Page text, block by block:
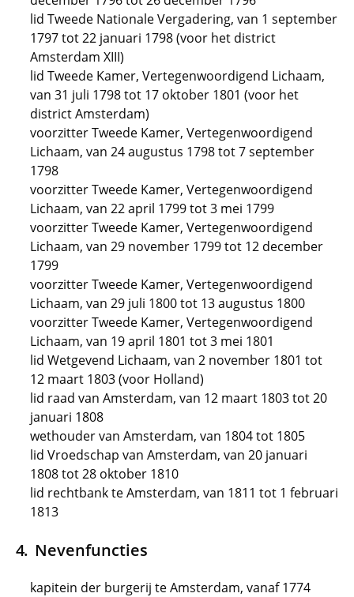
lid Tweede Nationale Vergadering, van 1 september
1797 tot 22 januari 1798 (voor het district
Amsterdam XIII)
lid Tweede Kamer, Vertegenwoordigend Lichaam,
van 31 juli 1798 tot 17 oktober 1801 (voor het
district Amsterdam)
voorzitter Tweede Kamer, Vertegenwoordigend
Lichaam, van 24 augustus 1798 tot 7 september
1798
voorzitter Tweede Kamer, Vertegenwoordigend
Lichaam, van 22 april 1799 tot 3 mei 1799
voorzitter Tweede Kamer, Vertegenwoordigend
Lichaam, van 29 november 1799 tot 12 december
1799
voorzitter Tweede Kamer, Vertegenwoordigend
Lichaam, van 29 juli 1800 tot 13 augustus 1800
voorzitter Tweede Kamer, Vertegenwoordigend
Lichaam, van 19 april 1801 tot 3 mei 1801
lid Wetgevend Lichaam, van 2 november 1801 tot
12 maart 1803 (voor Holland)
lid raad van Amsterdam, van 12 maart 1803 tot 20
januari 1808
wethouder van Amsterdam, van 1804 tot 1805
lid Vroedschap van Amsterdam, van 20 januari
1808 tot 28 oktober 1810
lid rechtbank te Amsterdam, van 1811 tot 1 februari
1813
Nevenfuncties
kapitein der burgerij te Amsterdam, vanaf 1774